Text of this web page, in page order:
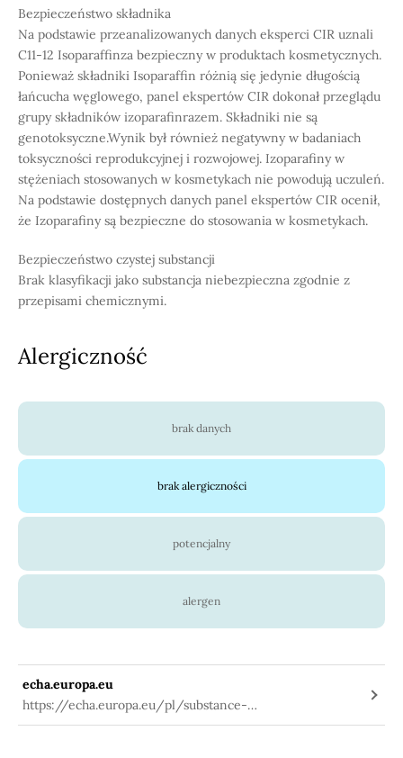
Bezpieczeństwo składnika
Na podstawie przeanalizowanych danych eksperci CIR uznali
C11-12 Isoparaffinza bezpieczny w produktach kosmetycznych.
Ponieważ składniki Isoparaffin różnią się jedynie długością
łańcucha węglowego, panel ekspertów CIR dokonał przeglądu
grupy składników izoparafinrazem. Składniki nie są
genotoksyczne.Wynik był również negatywny w badaniach
toksyczności reprodukcyjnej i rozwojowej. Izoparafiny w
stężeniach stosowanych w kosmetykach nie powodują uczuleń.
Na podstawie dostępnych danych panel ekspertów CIR ocenił,
że Izoparafiny są bezpieczne do stosowania w kosmetykach.
Bezpieczeństwo czystej substancji
Brak klasyfikacji jako substancja niebezpieczna zgodnie z
przepisami chemicznymi.
Alergiczność
brak danych
brak alergiczności
potencjalny
alergen
echa.europa.eu
https://echa.europa.eu/pl/substance-
information/-/substanceinfo/100.235.408